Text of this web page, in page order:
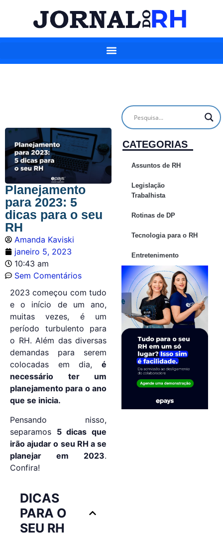
Planejamento
para 2023: 5
dicas para o seu
RH
Amanda Kaviski
janeiro 5, 2023
10:43 am
Sem Comentários
2023 começou com tudo
e o início de um ano,
muitas vezes, é um
período turbulento para
o RH. Além das diversas
demandas para serem
colocadas em dia, é
necessário ter um
planejamento para o ano
que se inicia.
Pensando nisso,
separamos 5 dicas que
irão ajudar o seu RH a se
planejar em 2023.
Confira!
DICAS
PARA O
SEU RH
CATEGORIAS
Assuntos de RH
Legislação
Trabalhista
Rotinas de DP
Tecnologia para o RH
Entretenimento